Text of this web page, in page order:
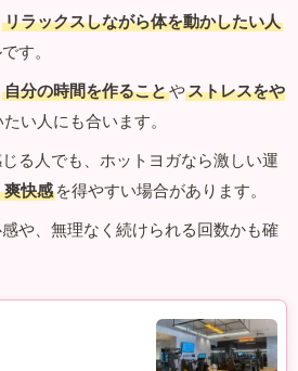
リラックスしながら体を動かしたい人
す。
自分の時間を作ることやストレスをや
い人にも合います。
る人でも、ホットヨガなら激しい運
爽快感 を得やすい場合があります。
や、無理なく続けられる回数かも確